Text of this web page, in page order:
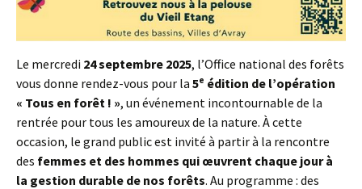
Le mercredi 24 septembre 2025, l’Office national des forêts
vous donne rendez-vous pour la 5ᵉ édition de l’opération
« Tous en forêt ! », un événement incontournable de la
rentrée pour tous les amoureux de la nature. À cette
occasion, le grand public est invité à partir à la rencontre
des femmes et des hommes qui œuvrent chaque jour à
la gestion durable de nos forêts. Au programme : des